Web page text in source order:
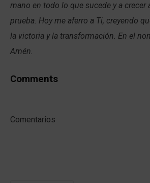
mano en todo lo que sucede y a crecer
prueba. Hoy me aferro a Ti, creyendo
la victoria y la transformación. En el
Amén.
Comments
Comentarios